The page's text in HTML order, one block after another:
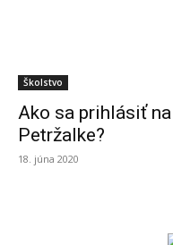
Školstvo
Ako sa prihlásiť
Petržalke?
18. júna 2020